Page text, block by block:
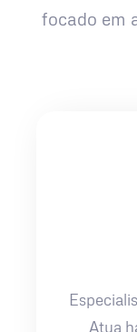
focado em
Atua